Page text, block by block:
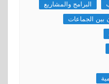
البرامج والمشاريع
بين الجماعات